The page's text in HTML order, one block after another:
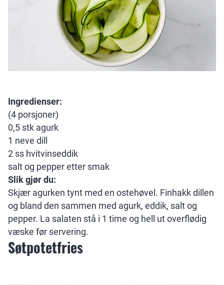
Ingredienser:
(4 porsjoner)
0,5 stk agurk
1 neve dill
2 ss hvitvinseddik
salt og pepper etter smak
Slik gjør du:
Skjær agurken tynt med en ostehøvel. Finhakk dillen
og bland den sammen med agurk, eddik, salt og
pepper. La salaten stå i 1 time og hell ut overflødig
væske før servering.
Søtpotetfries